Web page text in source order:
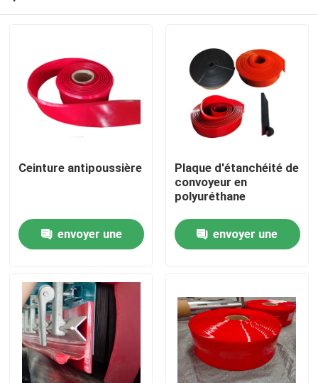
Aperçu
Vidéos
A propos de nous
Ceinture antipoussière
envoyer une
Plaque d'étanchéité de
convoyeur en
polyuréthane
envoyer une